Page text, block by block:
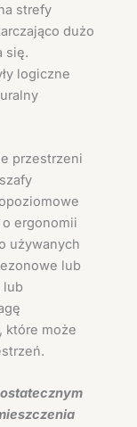
strefy
dużo
się.
logiczne
przestrzeni
ergonomii
używanych
lub
lub
które może